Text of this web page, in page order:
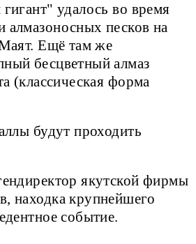
удалось во время
песков на
Ещё там же
бесцветный алмаз
(классическая форма
будут проходить
якутской фирмы
находка крупнейшего
событие.